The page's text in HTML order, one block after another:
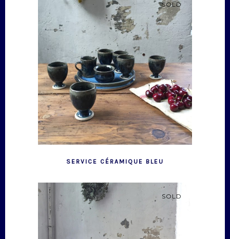
SOLD
SERVICE CÉRAMIQUE BLEU
SOLD